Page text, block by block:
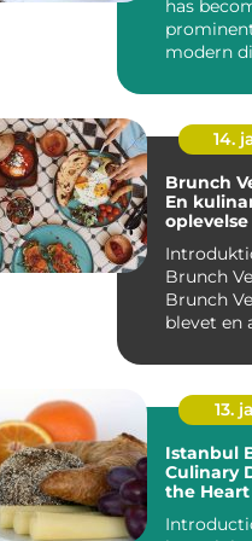
has
modern
delightful
14.
Brunch
En
Brunch
Brunch
blevet en
målti...
13.
Istanbul
Culinary
the
Introduction